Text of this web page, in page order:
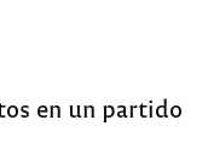
en un partido